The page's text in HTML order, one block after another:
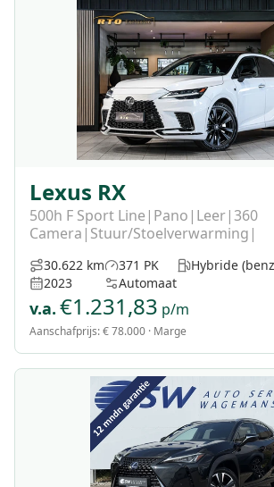
Lexus RX
500h F Sport Line|Pano|Leer|360
Camera|Stuur/Stoelverwarming|
30.622 km
2023
371 PK
Automaat
Hybride
v.a. €1.231,83 p/m
Aanschafprijs:€ 78.000 · Marge